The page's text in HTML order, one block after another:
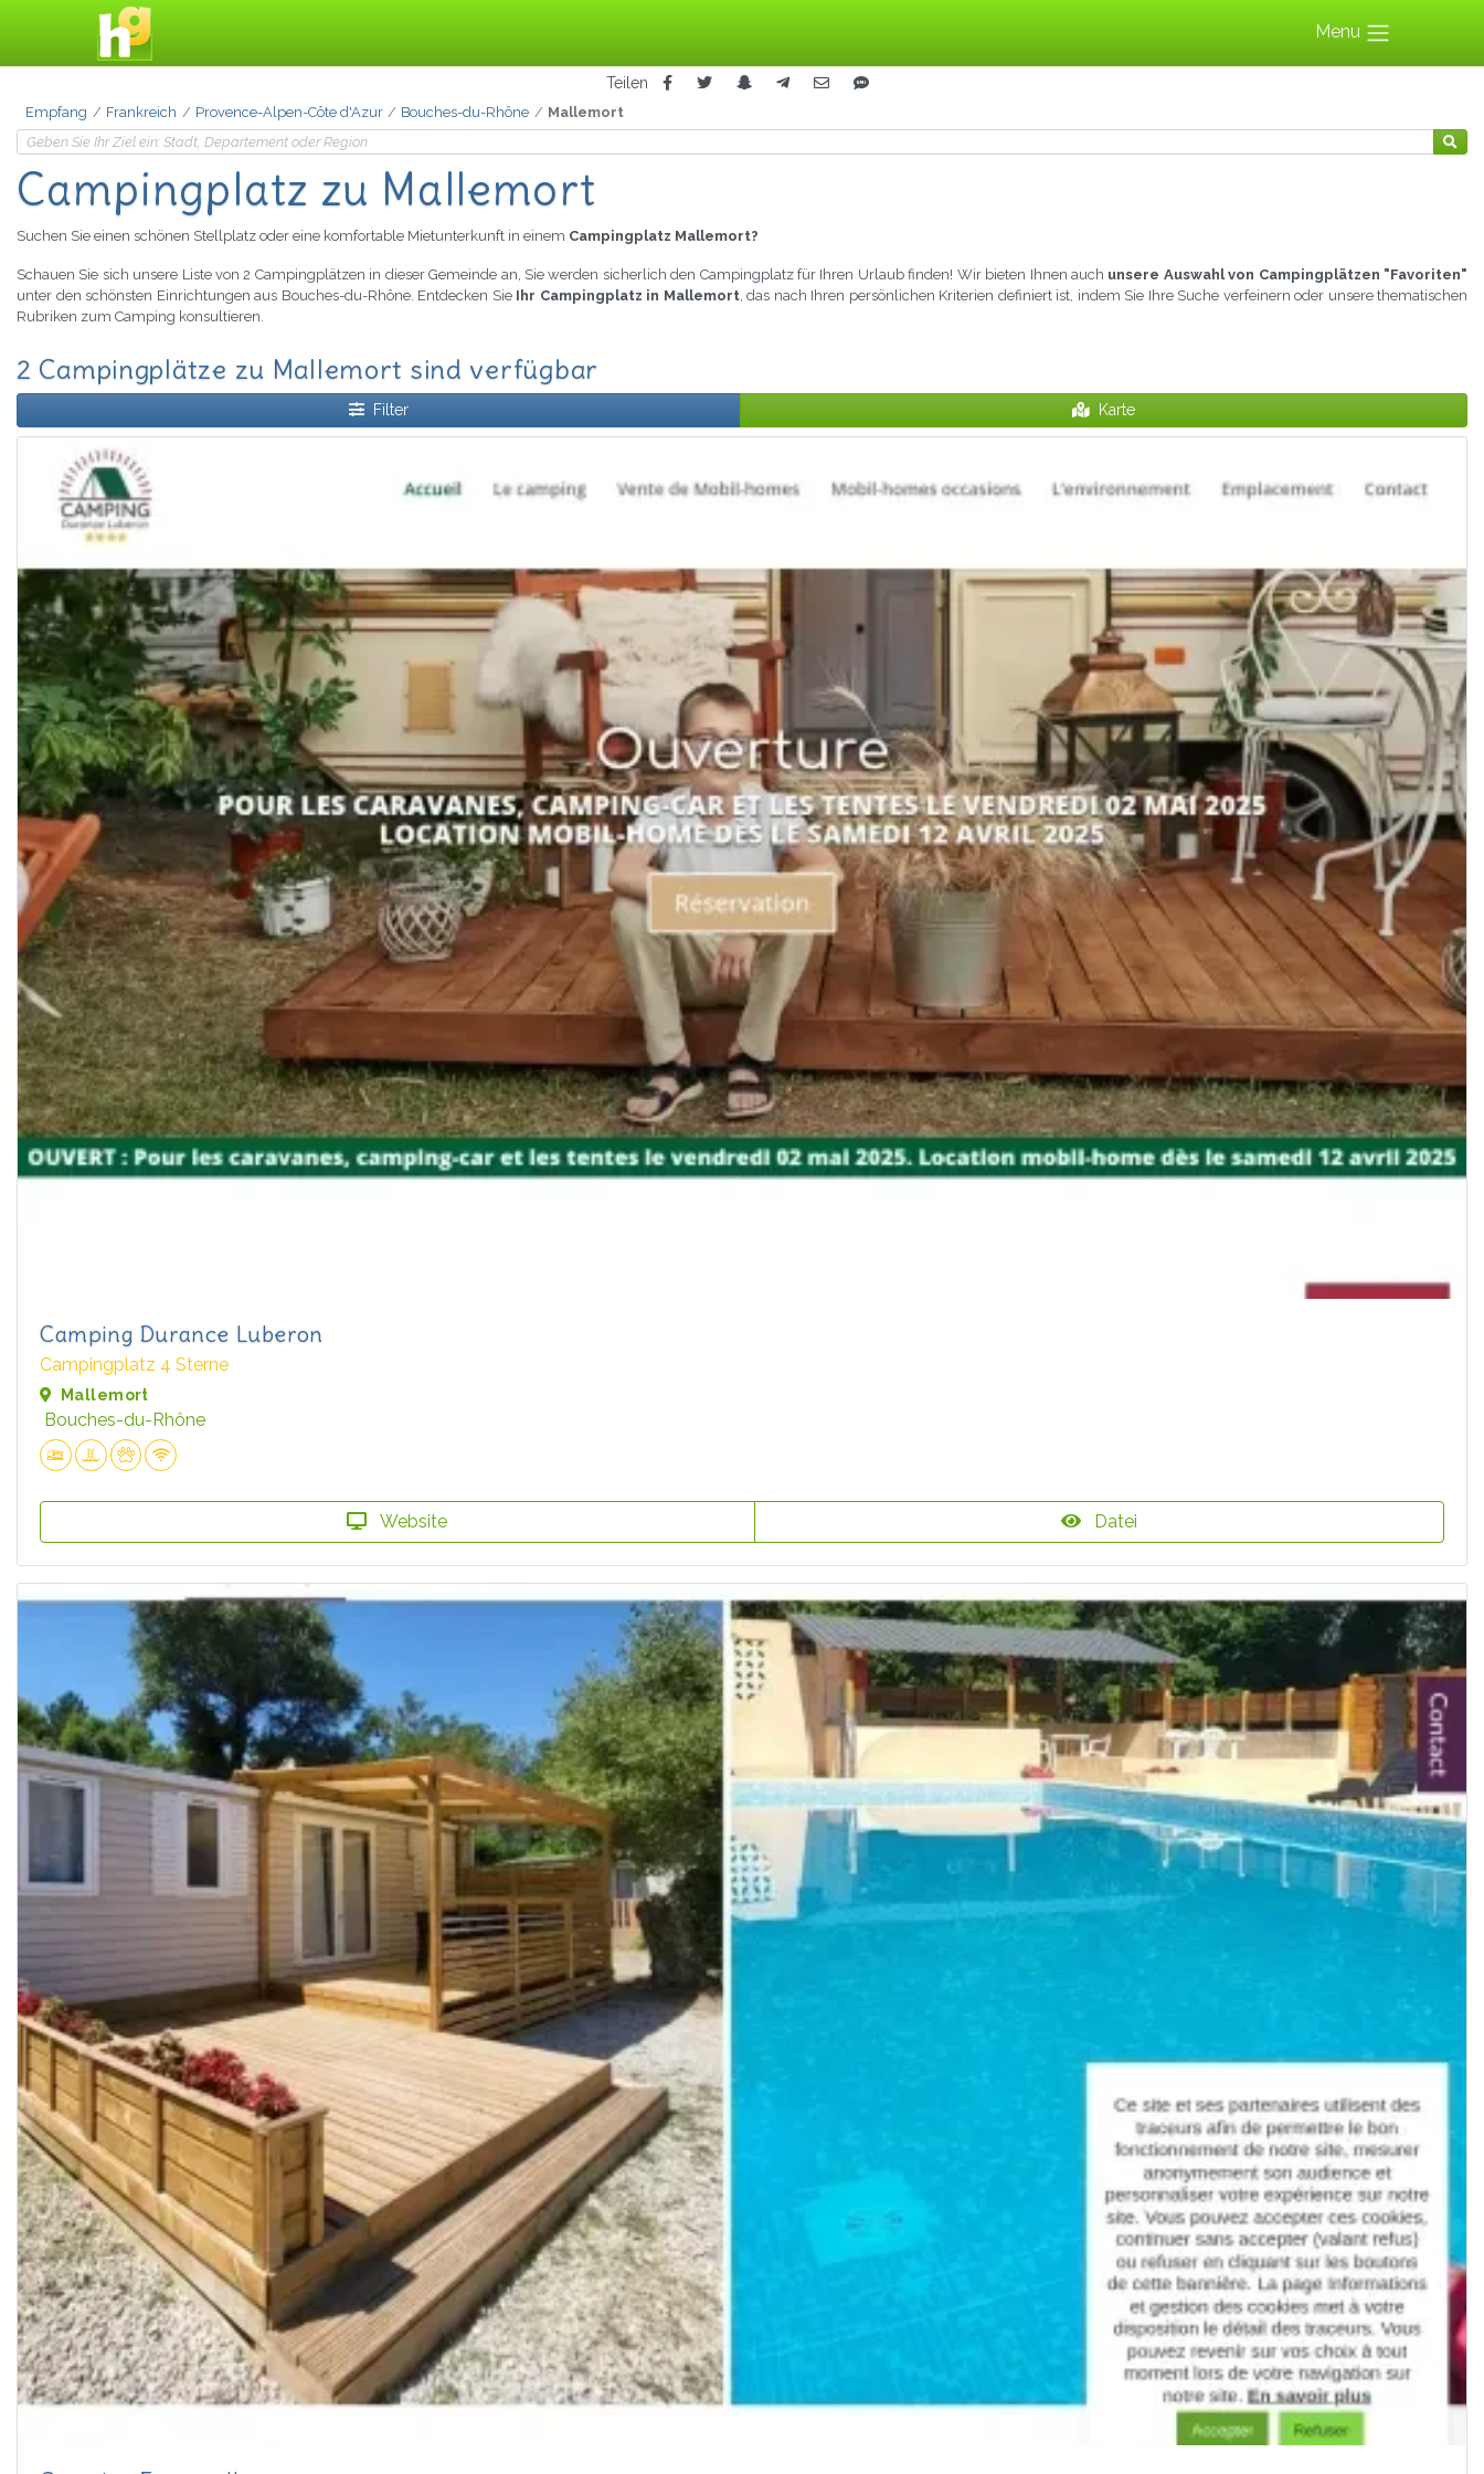
Menu
Teilen
Empfang Frankreich Provence-Alpen-Côte d'Azur Bouches-du-Rhône Mallemort
Campingplatz zu Mallemort
Suchen Sie einen schönen Stellplatz oder eine komfortable Mietunterkunft in einem Campingplatz Mallemort?
Schauen Sie sich unsere Liste von 2 Campingplätzen in dieser Gemeinde an, Sie werden sicherlich den Campingplatz für Ihren Urlaub finden! Wir bieten Ihnen auch unsere Auswahl von Campingplätzen "Favoriten"
unter den schönsten Einrichtungen aus Bouches-du-Rhône. Entdecken Sie Ihr Campingplatz in Mallemort, das nach Ihren persönlichen Kriterien definiert ist, indem Sie Ihre Suche verfeinern oder unsere thematischen
Rubriken zum Camping konsultieren.
2 Campingplätze zu Mallemort sind verfügbar
Filter Karte
Camping Durance Luberon
Campingplatz 4 Sterne
Mallemort
Bouches-du-Rhône
Website Datei